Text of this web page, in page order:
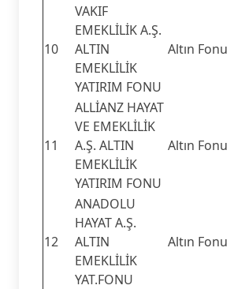
10
VAKIF
EMEKLİLİK A.Ş.
ALTIN
EMEKLİLİK
YATIRIM FONU
Altın Fonu
11
ALLİANZ HAYAT
VE EMEKLİLİK
A.Ş. ALTIN
EMEKLİLİK
YATIRIM FONU
Altın Fonu
12
ANADOLU
HAYAT A.Ş.
ALTIN
EMEKLİLİK
YAT.FONU
Altın Fonu